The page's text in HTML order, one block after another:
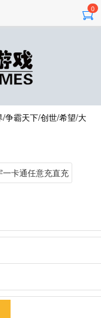
0
争霸天下/创世/希望/大
一卡通任意充直充